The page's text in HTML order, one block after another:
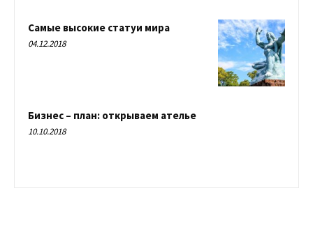
Самые высокие статуи мира
04.12.2018
Бизнес – план: открываем ателье
10.10.2018